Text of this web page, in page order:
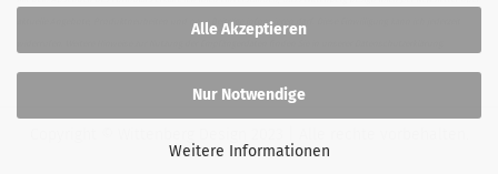
Alle Akzeptieren
Nur Notwendige
Weitere Informationen
aktuelle Angebote, Produktneuheiten und neue Beiträge informieren darf. Diese Einwilligung kann ich jederzeit